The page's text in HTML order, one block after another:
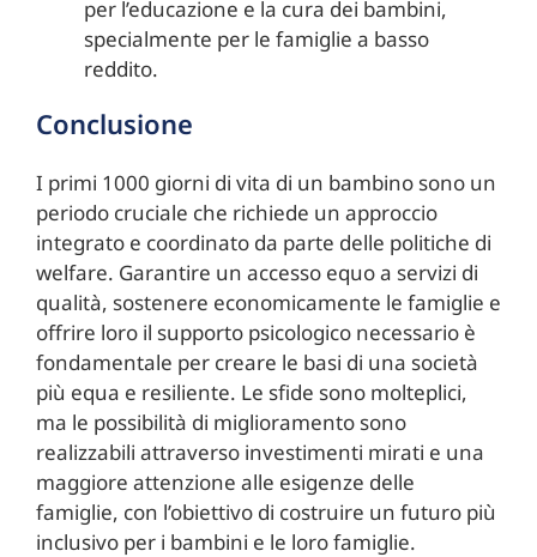
per l’educazione e la cura dei bambini,
specialmente per le famiglie a basso
reddito.
Conclusione
I primi 1000 giorni di vita di un bambino sono un
periodo cruciale che richiede un approccio
integrato e coordinato da parte delle politiche di
welfare. Garantire un accesso equo a servizi di
qualità, sostenere economicamente le famiglie e
offrire loro il supporto psicologico necessario è
fondamentale per creare le basi di una società
più equa e resiliente. Le sfide sono molteplici,
ma le possibilità di miglioramento sono
realizzabili attraverso investimenti mirati e una
maggiore attenzione alle esigenze delle
famiglie, con l’obiettivo di costruire un futuro più
inclusivo per i bambini e le loro famiglie.